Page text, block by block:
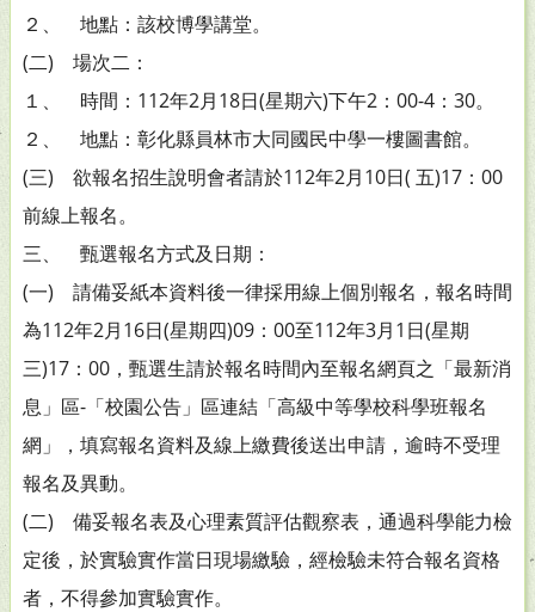
２、 地點：該校博學講堂。
(二) 場次二：
１、 時間：112年2月18日(星期六)下午2：00-4：30。
２、 地點：彰化縣員林市大同國民中學一樓圖書館。
(三) 欲報名招生說明會者請於112年2月10日( 五)17：00
前線上報名。
三、 甄選報名方式及日期：
(一) 請備妥紙本資料後一律採用線上個別報名，報名時間
為112年2月16日(星期四)09：00至112年3月1日(星期
三)17：00，甄選生請於報名時間內至報名網頁之「最新消
息」區-「校園公告」區連結「高級中等學校科學班報名
網」，填寫報名資料及線上繳費後送出申請，逾時不受理
報名及異動。
(二) 備妥報名表及心理素質評估觀察表，通過科學能力檢
定後，於實驗實作當日現場繳驗，經檢驗未符合報名資格
者，不得參加實驗實作。